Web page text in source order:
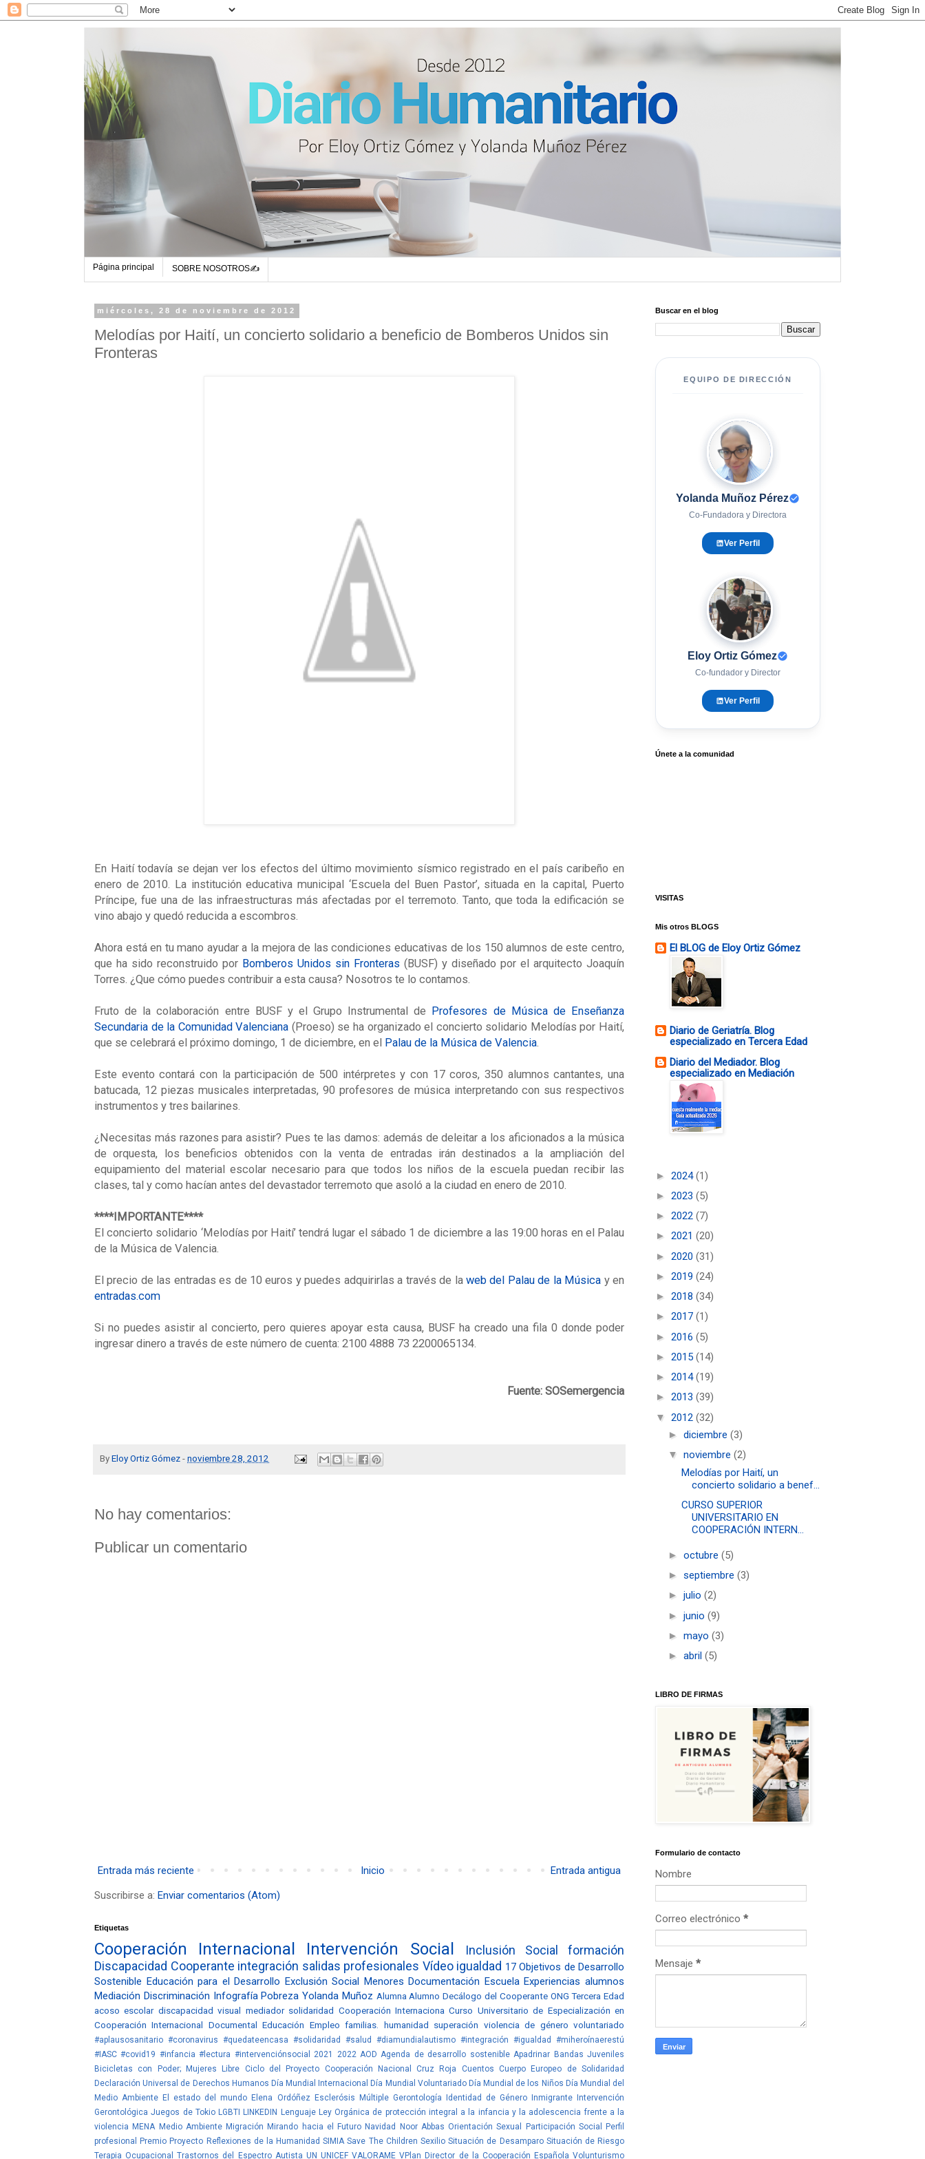
Página principal SOBRE NOSOTROS✍
miércoles, 28 de noviembre de 2012
Melodías por Haití, un concierto solidario a beneficio de Bomberos Unidos sin
Fronteras
En Haití todavía se dejan ver los efectos del último movimiento sísmico registrado en el país caribeño en
enero de 2010. La institución educativa municipal ‘Escuela del Buen Pastor’, situada en la capital, Puerto
Príncipe, fue una de las infraestructuras más afectadas por el terremoto. Tanto, que toda la edificación se
vino abajo y quedó reducida a escombros.
Ahora está en tu mano ayudar a la mejora de las condiciones educativas de los 150 alumnos de este centro,
que ha sido reconstruido por Bomberos Unidos sin Fronteras (BUSF) y diseñado por el arquitecto Joaquín
Torres. ¿Que cómo puedes contribuir a esta causa? Nosotros te lo contamos.
Fruto de la colaboración entre BUSF y el Grupo Instrumental de Profesores de Música de Enseñanza
Secundaria de la Comunidad Valenciana (Proeso) se ha organizado el concierto solidario Melodías por Haití,
que se celebrará el próximo domingo, 1 de diciembre, en el Palau de la Música de Valencia.
Este evento contará con la participación de 500 intérpretes y con 17 coros, 350 alumnos cantantes, una
batucada, 12 piezas musicales interpretadas, 90 profesores de música interpretando con sus respectivos
instrumentos y tres bailarines.
¿Necesitas más razones para asistir? Pues te las damos: además de deleitar a los aficionados a la música
de orquesta, los beneficios obtenidos con la venta de entradas irán destinados a la ampliación del
equipamiento del material escolar necesario para que todos los niños de la escuela puedan recibir las
clases, tal y como hacían antes del devastador terremoto que asoló a la ciudad en enero de 2010.
****IMPORTANTE****
El concierto solidario ‘Melodías por Haití’ tendrá lugar el sábado 1 de diciembre a las 19:00 horas en el Palau
de la Música de Valencia.
El precio de las entradas es de 10 euros y puedes adquirirlas a través de la web del Palau de la Música y en
entradas.com
Si no puedes asistir al concierto, pero quieres apoyar esta causa, BUSF ha creado una fila 0 donde poder
ingresar dinero a través de este número de cuenta: 2100 4888 73 2200065134.
Fuente: SOSemergencia
ByEloy Ortiz Gómez-noviembre 28, 2012
No hay comentarios:
Publicar un comentario
Entrada más reciente Entrada antigua
Inicio
Suscribirse a: Enviar comentarios (Atom)
Etiquetas
Cooperación Internacional Intervención Social Inclusión Social
formación
Discapacidad Cooperante integración salidas profesionales Vídeo igualdad 17 Objetivos de Desarrollo
Sostenible Educación para el Desarrollo Exclusión Social Menores Documentación Escuela Experiencias alumnos
Mediación Discriminación Infografía Pobreza Yolanda Muñoz Alumna Alumno Decálogo del Cooperante ONG Tercera Edad
acoso escolar discapacidad visual mediador solidaridad Cooperación Internaciona Curso Universitario de Especialización en
Cooperación Internacional Documental Educación Empleo familias. humanidad superación violencia de género voluntariado
#aplausosanitario #coronavirus #quedateencasa #solidaridad #salud #diamundialautismo #integración #igualdad
#miheroínaerestú
#IASC #covid19 #infancia #lectura #intervenciónsocial
2021 2022 AOD Agenda de desarrollo sostenible Apadrinar Bandas Juveniles
Bicicletas con Poder; Mujeres Libre Ciclo del Proyecto Cooperación Nacional Cruz Roja Cuentos Cuerpo Europeo de Solidaridad
Declaración Universal de Derechos Humanos Día Mundial Internacional Día Mundial Voluntariado Día Mundial de los Niños Día Mundial del
Medio Ambiente El estado del mundo Elena Ordóñez Esclerósis Múltiple Gerontología Identidad de Género Inmigrante
Intervención
Gerontológica Juegos de Tokio LGBTI LINKEDIN Lenguaje Ley Orgánica de protección integral a la infancia y la adolescencia frente a la
violencia MENA Medio Ambiente Migración Mirando hacia el Futuro Navidad Noor Abbas Orientación Sexual Participación Social
Perfil
profesional
Premio Proyecto Reflexiones de la Humanidad SIMIA Save The Children Sexilio Situación de Desamparo Situación de Riesgo
Terapia Ocupacional
Trastornos del Espectro Autista UN UNICEF VALORAME VPlan Director de la Cooperación Española Volunturismo
Buscar en el blog
EQUIPO DE DIRECCIÓN
YM
Yolanda Muñoz Pérez
Co-Fundadora y Directora
Ver Perfil
EG
Eloy Ortiz Gómez
Co-fundador y Director
Ver Perfil
Únete a la comunidad
VISITAS
Mis otros BLOGS
El BLOG de Eloy Ortiz Gómez
Diario de Geriatría. Blog
especializado en Tercera Edad
Diario del Mediador. Blog
especializado en Mediación
► 2024(1)
► 2023 (5)
► 2022 (7)
► 2021 (20)
► 2020 (31)
► 2019 (24)
► 2018 (34)
► 2017 (1)
► 2016 (5)
► 2015 (14)
► 2014(19)
► 2013 (39)
▼ 2012 (32)
► diciembre (3)
▼ noviembre (2)
Melodías por Haití, un
concierto solidario a benef...
CURSO SUPERIOR
UNIVERSITARIO EN
COOPERACIÓN INTERN...
► octubre (5)
► septiembre (3)
► julio (2)
► junio (9)
► mayo (3)
► abril (5)
LIBRO DE FIRMAS
Formulario de contacto
Nombre
Correo electrónico *
Mensaje *